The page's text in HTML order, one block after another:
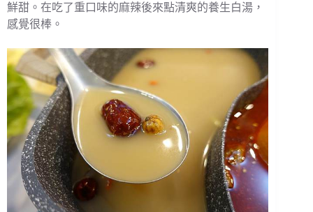
鮮甜。在吃了重口味的麻辣後來點清爽的養生白湯，
感覺很棒。